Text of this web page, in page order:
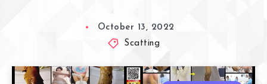
October 13, 2022
Scatting